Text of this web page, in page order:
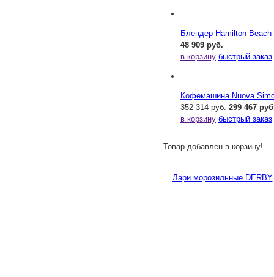
Блендер Hamilton Beach
48 909 руб.
в корзину быстрый заказ
Кофемашина Nuova
352 314 руб. 299 467
в корзину быстрый заказ
Товар добавлен в корзину!
Лари морозильные DERBY